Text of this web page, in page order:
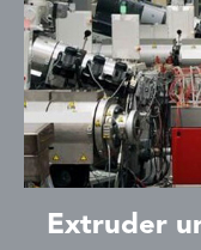
Extruder